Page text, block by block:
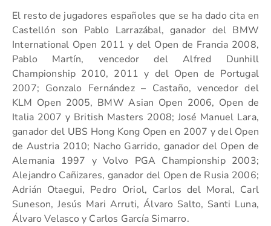
El resto de jugadores españoles que se ha dado cita en
Castellón son Pablo Larrazábal, ganador del BMW
International Open 2011 y del Open de Francia 2008,
Pablo Martín, vencedor del Alfred Dunhill
Championship 2010, 2011 y del Open de Portugal
2007; Gonzalo Fernández – Castaño, vencedor del
KLM Open 2005, BMW Asian Open 2006, Open de
Italia 2007 y British Masters 2008; José Manuel Lara,
ganador del UBS Hong Kong Open en 2007 y del Open
de Austria 2010; Nacho Garrido, ganador del Open de
Alemania 1997 y Volvo PGA Championship 2003;
Alejandro Cañizares, ganador del Open de Rusia 2006;
Adrián Otaegui, Pedro Oriol, Carlos del Moral, Carl
Suneson, Jesús Mari Arruti, Álvaro Salto, Santi Luna,
Álvaro Velasco y Carlos García Simarro.